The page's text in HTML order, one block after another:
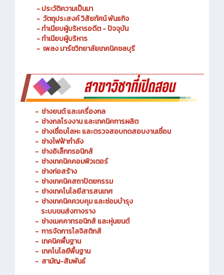
- ประวัติความเป็นมา
- วัตถุประสงค์ วิสัยทัศน์ พันธกิจ
- ทำเนียบผู้บริหารอดีต - ปัจจุบัน
- ทำเนียบผู้บริหาร
- เพลง มาร์ชวิทยาลัยเทคนิคชลบุรี
- ช่างยนต์ และเครื่องกล
- ช่างกลโรงงาน และเทคนิคการผลิต
- ช่างเชื่อมโลหะ และตรวจสอบทดสอบงานเชื่อม
- ช่างไฟฟ้ากำลัง
- ช่างอิเล็กทรอนิกส์
- ช่างเทคนิคคอมพิวเตอร์
- ช่างก่อสร้าง
- ช่างเทคนิคสถาปัตยกรรม
- ช่างเทคโนโลยีสารสนเทศ
- ช่างเทคนิคควบคุม และซ่อมบำรุง
ระบบขนส่งทางราง
- ช่างเมคคาทรอนิกส์ และหุ่นยนต์
- การจัดการโลจิสติกส์
- เทคนิคพื้นฐาน
- เทคโนโลยีพื้นฐาน
- สามัญ-สัมพันธ์